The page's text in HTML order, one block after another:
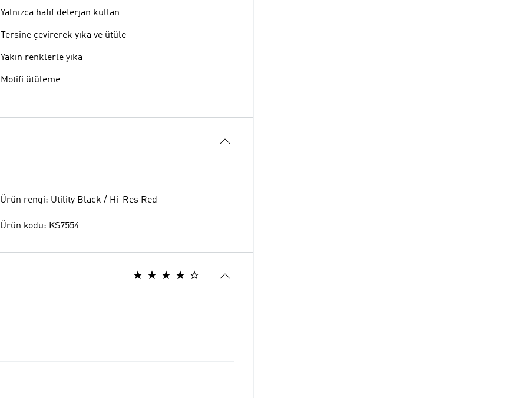
Yalnızca hafif deterjan kullan
Tersine çevirerek yıka ve ütüle
Yakın renklerle yıka
Motifi ütüleme
Ürün rengi: Utility Black / Hi-Res Red
Ürün kodu: KS7554